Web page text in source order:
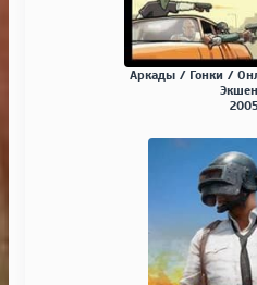
Аркады / Гонки /
2005